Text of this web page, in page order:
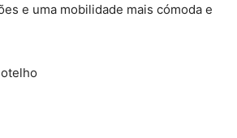
e uma mobilidade mais cómoda e